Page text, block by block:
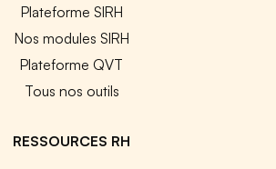
Plateforme SIRH
Nos modules SIRH
Plateforme QVT
Tous nos outils
RESSOURCES RH